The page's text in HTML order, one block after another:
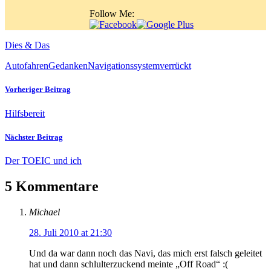
Follow Me:
Dies & Das
AutofahrenGedankenNavigationssystemverrückt
Vorheriger Beitrag
Hilfsbereit
Nächster Beitrag
Der TOEIC und ich
5 Kommentare
Michael
28. Juli 2010 at 21:30
Und da war dann noch das Navi, das mich erst falsch geleitet
hat und dann schlulterzuckend meinte „Off Road“ :(